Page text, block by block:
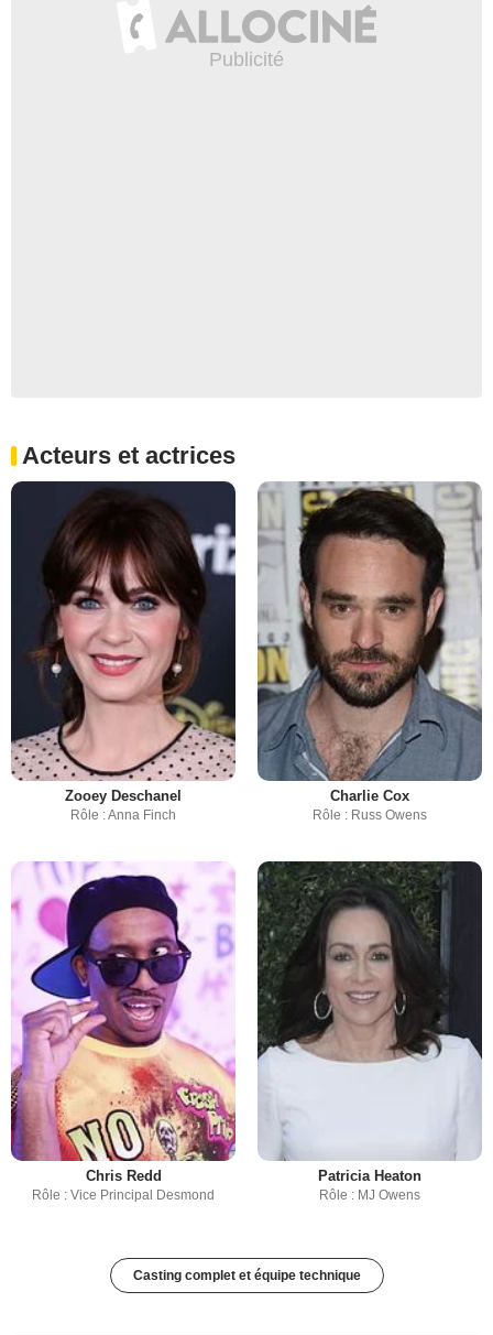
Acteurs et actrices
Zooey Deschanel
Rôle : Anna Finch
Charlie Cox
Rôle : Russ Owens
Chris Redd
Rôle : Vice Principal Desmond
Patricia Heaton
Rôle : MJ Owens
Casting complet et équipe technique